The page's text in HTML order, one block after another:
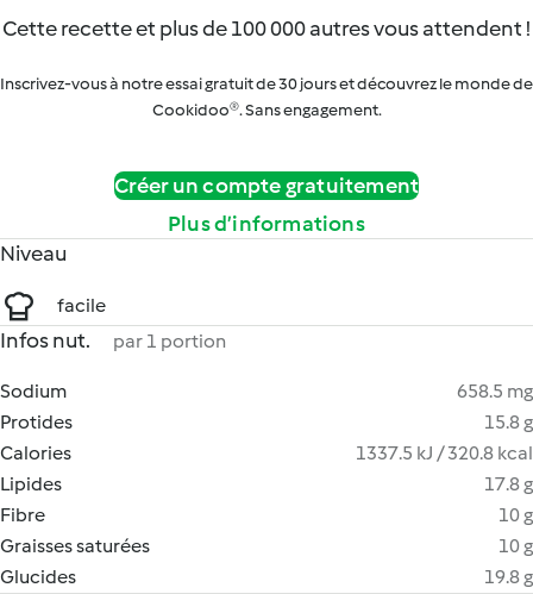
Cette recette et plus de 100 000 autres vous attendent !
Inscrivez-vous à notre essai gratuit de 30 jours et découvrez le monde de
Cookidoo®. Sans engagement.
Créer un compte gratuitement
Plus d’informations
Niveau
facile
Infos nut. par 1 portion
Sodium
658.5 mg
Protides
15.8 g
Calories
1337.5 kJ / 320.8 kcal
Lipides
17.8 g
Fibre
10 g
Graisses saturées
10 g
Glucides
19.8 g